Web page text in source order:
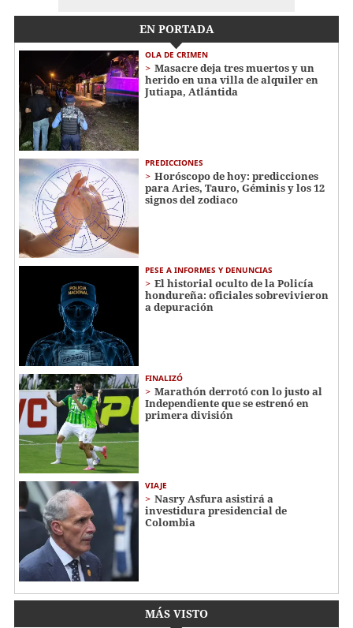
EN PORTADA
OLA DE CRIMEN
Masacre deja tres muertos y un
herido en una villa de alquiler en
Jutiapa, Atlántida
PREDICCIONES
Horóscopo de hoy: predicciones
para Aries, Tauro, Géminis y los 12
signos del zodiaco
PESE A INFORMES Y DENUNCIAS
El historial oculto de la Policía
hondureña: oficiales sobrevivieron
a depuración
FINALIZÓ
Marathón derrotó con lo justo al
Independiente que se estrenó en
primera división
VIAJE
Nasry Asfura asistirá a
investidura presidencial de
Colombia
MÁS VISTO